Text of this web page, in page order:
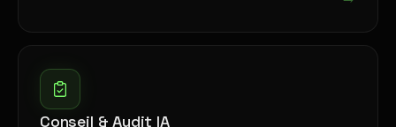
Conseil & Audit IA